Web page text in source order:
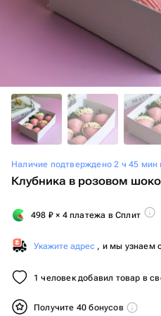
Наличие подтверждено 2 ч 45 мин
Клубника в розовом
498 ₽ × 4 платежа в Сплит
Укажите адрес , и мы узнаем
1 человек добавил товар в
Получите 40 бонусов